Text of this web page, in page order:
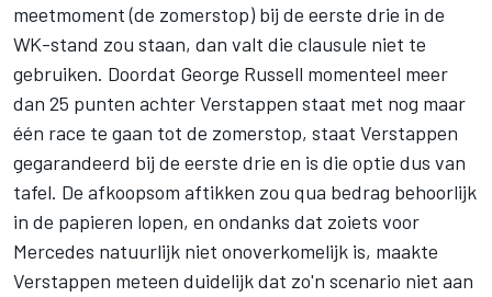
meetmoment (de zomerstop) bij de eerste drie in de
WK-stand zou staan, dan valt die clausule niet te
gebruiken. Doordat George Russell momenteel meer
dan 25 punten achter Verstappen staat met nog maar
één race te gaan tot de zomerstop, staat Verstappen
gegarandeerd bij de eerste drie en is die optie dus van
tafel. De afkoopsom aftikken zou qua bedrag behoorlijk
in de papieren lopen, en ondanks dat zoiets voor
Mercedes natuurlijk niet onoverkomelijk is, maakte
Verstappen meteen duidelijk dat zo'n scenario niet aan